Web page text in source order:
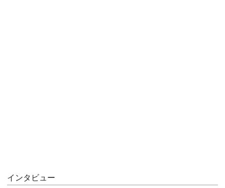
インタビュー